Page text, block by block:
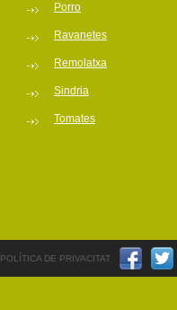
Porro
Ravanetes
Remolatxa
Sindria
Tomates
POLÍTICA DE PRIVACITAT